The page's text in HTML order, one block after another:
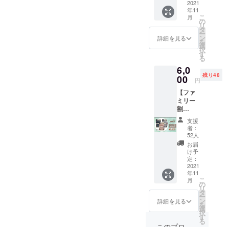
セット
（ス
レート
ブ
ルー、
ライト
グレー
※税込、
送料込
み
2021
年11
月
詳細を見る
こ
の
リ
タ
ー
ン
を
選
択
す
る
6,0
00 円
残り48
【ファ
ミリー
割
40％off
】fashy
湯たん
ぽ1.8L
スマー
トボト
ル 3色
セット
（ス
レート
ブ
ルー、
ライト
ロー
支援
者：
52人
お届
け予
定：
2021
年11
月
詳細を見る
こ
の
リ
タ
ー
ン
を
選
択
す
る